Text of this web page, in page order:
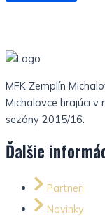
MFK Zemplín
Michalovce hrajúci v
sezóny 2015/16.
Ďalšie
Partneri
Novinky